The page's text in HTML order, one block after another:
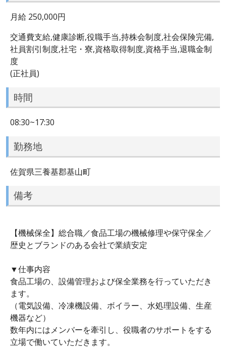
月給 250,000円
交通費支給,健康診断,役職手当,持株会制度,社会保険完備,
社員割引制度,社宅・寮,資格取得制度,資格手当,退職金制
度
(正社員)
時間
08:30~17:30
勤務地
佐賀県三養基郡基山町
備考
【機械保全】総合職／食品工場の機械修理や保守保全／
歴史とブランドのある会社で業績安定
▼仕事内容
食品工場の、設備管理および保全業務を行っていただき
ます。
（電気設備、冷凍機設備、ボイラー、水処理設備、生産
機器など）
数年内にはメンバーを牽引し、役職者のサポートをする
立場で働いていただきます。